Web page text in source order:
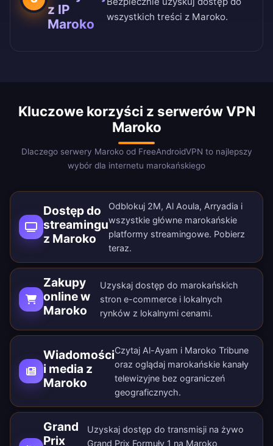
z IP
Maroko
wszystkich treści z Maroko.
Kluczowe korzyści z serwerów VPN
Maroko
Dlaczego serwery Maroko od FreeAndroidVPN to najlepszy
wybór dla internetu marokańskiego
Dostęp do
streamingu
z Maroko
Odblokuj 2M, Al Aoula, Arryadia i
wszystkie główne marokańskie
platformy streamingowe. Pobierz
teraz.
Zakupy
online w
Maroko
Uzyskaj dostęp do marokańskich
stron e-commerce i lokalnych
rynków z lokalnymi cenami.
Wiadomości
i media z
Maroko
Czytaj Al-Ayam i Maroko Tribune
oraz oglądaj marokańskie kanały
telewizyjne bez ograniczeń
geograficznych.
Grand
Prix
Uzyskaj dostęp do transmisji na żywo
Grand Prix Formuły 1 na Maroko